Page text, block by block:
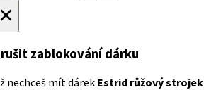
zablokování dárku
nechceš mít dárek Estrid růžový strojek